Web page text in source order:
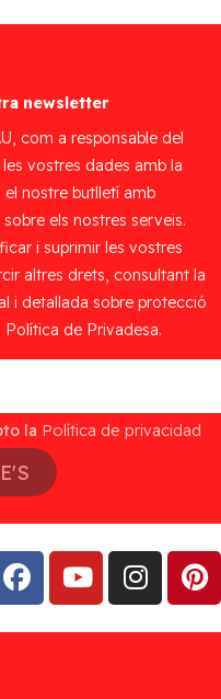
newsletter
com a responsable del
vostres dades amb la
nostre butlletí amb
els nostres serveis.
i suprimir les vostres
altres drets, consultant la
i detallada sobre protecció
de Privadesa.
la Política de privacidad